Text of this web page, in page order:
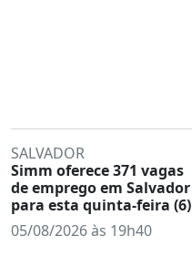
SALVADOR
Simm oferece 371 vagas
de emprego em Salvador
para esta quinta-feira (6)
05/08/2026 às 19h40